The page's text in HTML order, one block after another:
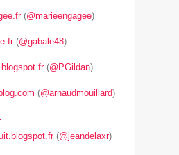
(@marieengagee)
(@gabale48)
(@PGildan)
(@arnaudmouillard)
(@jeandelaxr)